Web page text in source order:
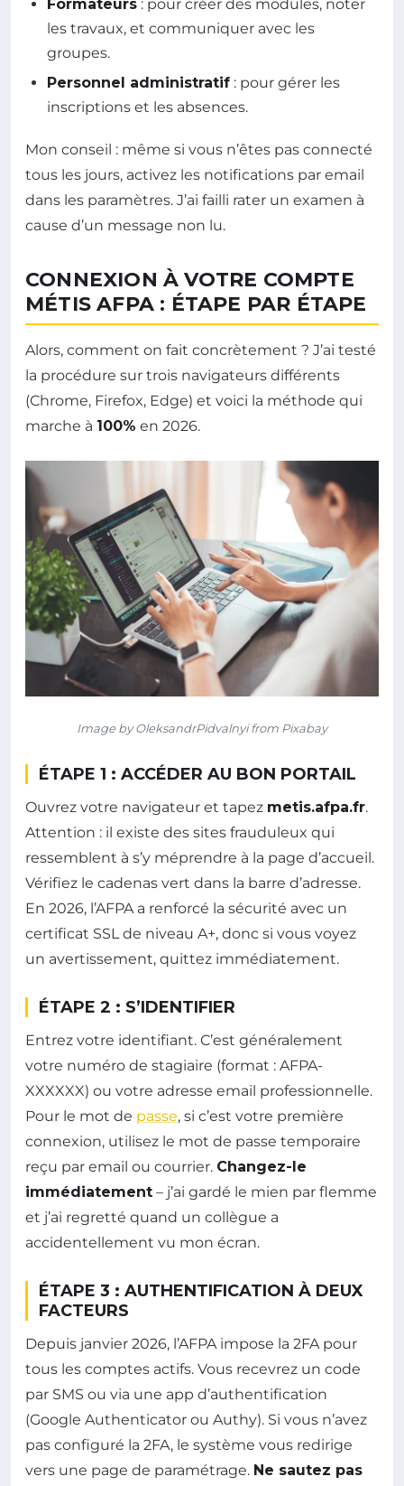
Formateurs : pour créer des modules, noter
les travaux, et communiquer avec les
groupes.
Personnel administratif : pour gérer les
inscriptions et les absences.
Mon conseil : même si vous n’êtes pas connecté
tous les jours, activez les notifications par email
dans les paramètres. J’ai failli rater un examen à
cause d’un message non lu.
CONNEXION À VOTRE COMPTE
MÉTIS AFPA : ÉTAPE PAR ÉTAPE
Alors, comment on fait concrètement ? J’ai testé
la procédure sur trois navigateurs différents
(Chrome, Firefox, Edge) et voici la méthode qui
marche à 100% en 2026.
Image by OleksandrPidvalnyi from Pixabay
ÉTAPE 1 : ACCÉDER AU BON PORTAIL
Ouvrez votre navigateur et tapez metis.afpa.fr.
Attention : il existe des sites frauduleux qui
ressemblent à s’y méprendre à la page d’accueil.
Vérifiez le cadenas vert dans la barre d’adresse.
En 2026, l’AFPA a renforcé la sécurité avec un
certificat SSL de niveau A+, donc si vous voyez
un avertissement, quittez immédiatement.
ÉTAPE 2 : S’IDENTIFIER
Entrez votre identifiant. C’est généralement
votre numéro de stagiaire (format : AFPA-
XXXXXX) ou votre adresse email professionnelle.
Pour le mot de passe, si c’est votre première
connexion, utilisez le mot de passe temporaire
reçu par email ou courrier. Changez-le
immédiatement – j’ai gardé le mien par flemme
et j’ai regretté quand un collègue a
accidentellement vu mon écran.
ÉTAPE 3 : AUTHENTIFICATION À DEUX
FACTEURS
Depuis janvier 2026, l’AFPA impose la 2FA pour
tous les comptes actifs. Vous recevrez un code
par SMS ou via une app d’authentification
(Google Authenticator ou Authy). Si vous n’avez
pas configuré la 2FA, le système vous redirige
vers une page de paramétrage. Ne sautez pas